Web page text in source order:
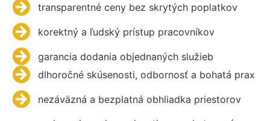
transparentné ceny bez skrytých poplatkov
korektný a ľudský prístup pracovníkov
garancia dodania objednaných služieb
dlhoročné skúsenosti, odbornosť a bohatá prax
nezáväzná a bezplatná obhliadka priestorov